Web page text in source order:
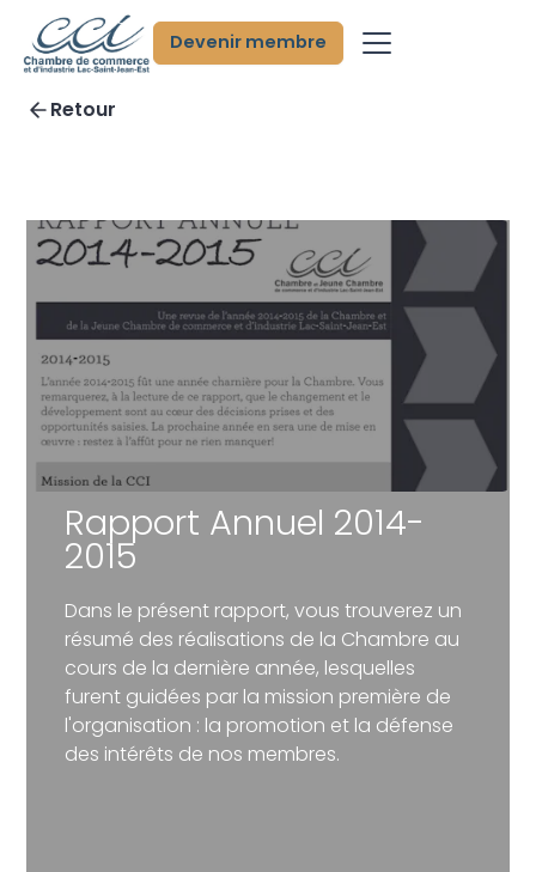
Devenir membre
Retour
Rapport Annuel 2014-
2015
Dans le présent rapport, vous trouverez un
résumé des réalisations de la Chambre au
cours de la dernière année, lesquelles
furent guidées par la mission première de
l'organisation : la promotion et la défense
des intérêts de nos membres.